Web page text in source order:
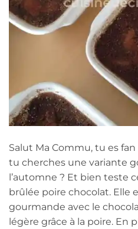
Salut Ma Commu, tu es
tu cherches une variante
l’automne ? Et bien teste
brûlée poire chocolat. Elle
gourmande avec le
légère grâce à la poire. En